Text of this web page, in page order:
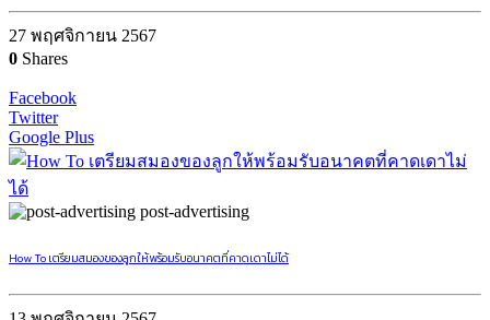
27 พฤศจิกายน 2567
0 Shares
Facebook
Twitter
Google Plus
post-advertising
How To เตรียมสมองของลูกให้พร้อมรับอนาคตที่คาดเดาไม่ได้